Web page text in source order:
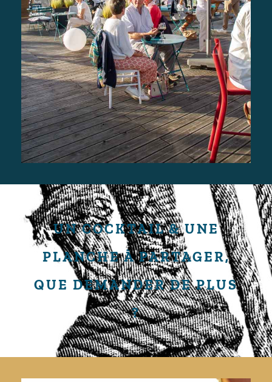
UN COCKTAIL & UNE
PLANCHE À PARTAGER,
QUE DEMANDER DE PLUS
?